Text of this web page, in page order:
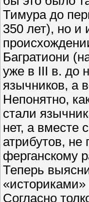
Тимура до
350 лет), но и
Багратиони
уже в III в. до
язычников, а
Непонятно,
стали
нет, а вместе
атрибутов,
ферганскому
Теперь
Согласно